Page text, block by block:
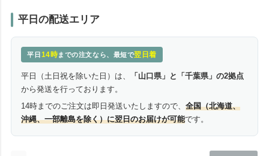
平日の配送エリア
平日 14時までの注文なら、最短で翌日着
平日（土日祝を除いた日）は、
「山口県」と「千葉県」の2拠点
から発送を行っております。
14時までのご注文は即日発送いたしますので、全国（北海道、
沖縄、一部離島を除く）に翌日のお届けが可能です。